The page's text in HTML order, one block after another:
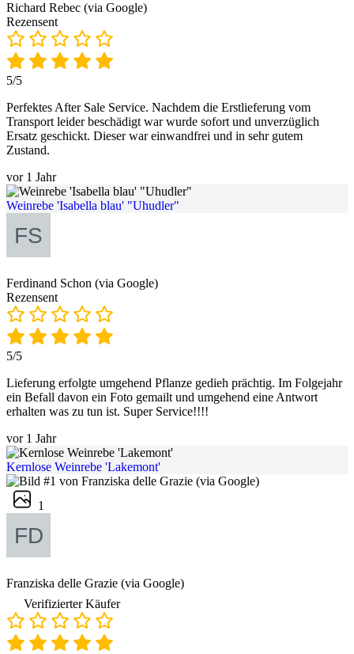
Richard Rebec (via Google)
Rezensent
5/5
Perfektes After Sale Service. Nachdem die Erstlieferung vom
Transport leider beschädigt war wurde sofort und unverzüglich
Ersatz geschickt. Dieser war einwandfrei und in sehr gutem
Zustand.
vor 1 Jahr
Weinrebe 'Isabella blau' "Uhudler"
Ferdinand Schon (via Google)
Rezensent
5/5
Lieferung erfolgte umgehend Pflanze gedieh prächtig. Im Folgejahr
ein Befall davon ein Foto gemailt und umgehend eine Antwort
erhalten was zu tun ist. Super Service!!!!
vor 1 Jahr
Kernlose Weinrebe 'Lakemont'
1
Franziska delle Grazie (via Google)
Verifizierter Käufer